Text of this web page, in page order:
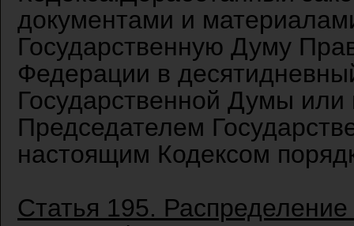
документами и
Государственную Думу
Федерации в
Государственной Думы или
Председателем
настоящим Кодексом
Статья 195.